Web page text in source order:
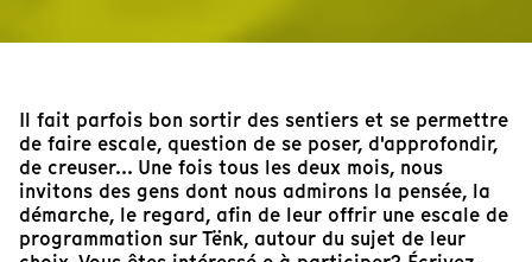
Il fait parfois bon sortir des sentiers et se permettre
de faire escale, question de se poser, d'approfondir,
de creuser... Une fois tous les deux mois, nous
invitons des gens dont nous admirons la pensée, la
démarche, le regard, afin de leur offrir une escale de
programmation sur Tënk, autour du sujet de leur